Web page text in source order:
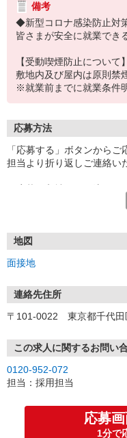
備考
◆新型コロナ感染防止対
皆さまが安全に就業でき
【受動喫煙防止について】
敷地内及び屋内は原則禁
※就業前までに就業条件
応募方法
「応募する」ボタンからご
担当より折り返しご連絡い
*来社面接またはオンライ
（応募情報不足の場合は
▼内定（面接後、最短翌営
*当社より内定通知をお送
*内定にご承諾いただけま
*当社の正社員としてご入
*辞令の授与、オリエンテ
▼配属先の決定（★）
*当社が配属先を決定しま
▼就業開始
*配属先にて、当社の派遣
地図
面接地
連絡先住所
〒101-0022 東京都千代
この求人に関するお問い
0120-952-072
担当：採用担当
応募
1分で